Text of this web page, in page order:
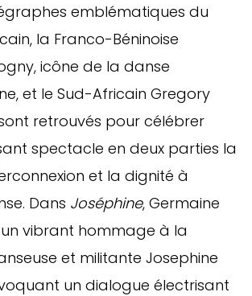
emblématiques du
la Franco-Béninoise
icône de la danse
et le Sud-Africain Gregory
retrouvés pour célébrer
spectacle en deux parties la
et la dignité à
Dans Joséphine, Germaine
vibrant hommage à la
et militante Josephine
un dialogue électrisant